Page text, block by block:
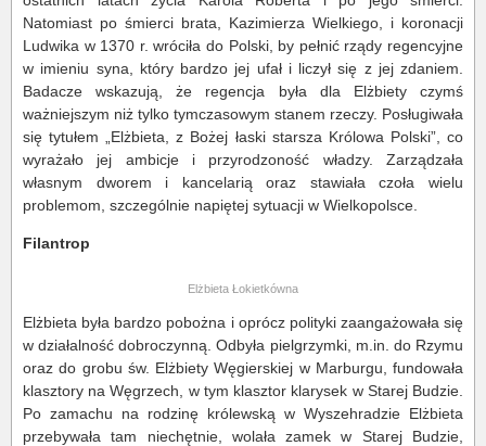
Natomiast po śmierci brata, Kazimierza Wielkiego, i koronacji
Ludwika w 1370 r. wróciła do Polski, by pełnić rządy regencyjne
w imieniu syna, który bardzo jej ufał i liczył się z jej zdaniem.
Badacze wskazują, że regencja była dla Elżbiety czymś
ważniejszym niż tylko tymczasowym stanem rzeczy. Posługiwała
się tytułem „Elżbieta, z Bożej łaski starsza Królowa Polski”, co
wyrażało jej ambicje i przyrodzoność władzy. Zarządzała
własnym dworem i kancelarią oraz stawiała czoła wielu
problemom, szczególnie napiętej sytuacji w Wielkopolsce.
Filantrop
Elżbieta Łokietkówna
Elżbieta była bardzo pobożna i oprócz polityki zaangażowała się
w działalność dobroczynną. Odbyła pielgrzymki, m.in. do Rzymu
oraz do grobu św. Elżbiety Węgierskiej w Marburgu, fundowała
klasztory na Węgrzech, w tym klasztor klarysek w Starej Budzie.
Po zamachu na rodzinę królewską w Wyszehradzie Elżbieta
przebywała tam niechętnie, wolała zamek w Starej Budzie,